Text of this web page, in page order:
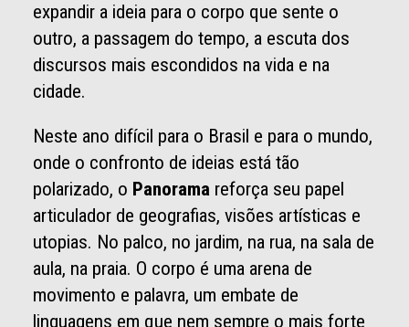
expandir a ideia para o corpo que sente o
outro, a passagem do tempo, a escuta dos
discursos mais escondidos na vida e na
cidade.
Neste ano difícil para o Brasil e para o mundo,
onde o confronto de ideias está tão
polarizado, o Panoramareforça seu papel
articulador de geografias, visões artísticas e
utopias. No palco, no jardim, na rua, na sala de
aula, na praia. O corpo é uma arena de
movimento e palavra, um embate de
linguagens em que nem sempre o mais forte